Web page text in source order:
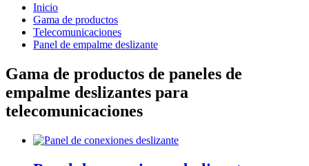
Inicio
Gama de productos
Telecomunicaciones
Panel de empalme deslizante
Gama de productos de paneles de
empalme deslizantes para
telecomunicaciones